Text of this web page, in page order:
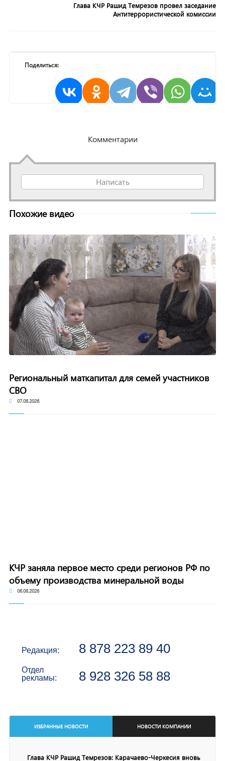
Глава КЧР Рашид Темрезов провел заседание
Антитеррористической комиссии
Поделиться:
Комментарии
Написать
Похожие видео
Региональный маткапитал для семей участников
СВО
07.08.2026
КЧР заняла первое место среди регионов РФ по
объему производства минеральной воды
06.08.2026
Редакция: 8 878 223 89 40
Отдел
рекламы:
8 928 326 58 88
ИЗБРАННЫЕ НОВОСТИ НОВОСТИ КОМПАНИИ
Глава КЧР Рашид Темрезов: Карачаево-Черкесия вновь